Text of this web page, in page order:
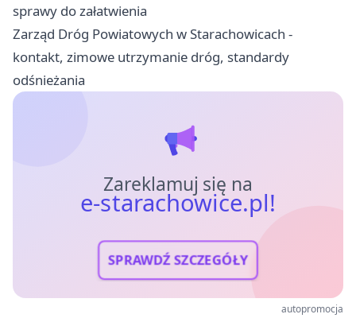
sprawy do załatwienia
Zarząd Dróg Powiatowych w Starachowicach -
kontakt, zimowe utrzymanie dróg, standardy
odśnieżania
Zareklamuj się na
e-starachowice.pl!
SPRAWDŹ SZCZEGÓŁY
autopromocja